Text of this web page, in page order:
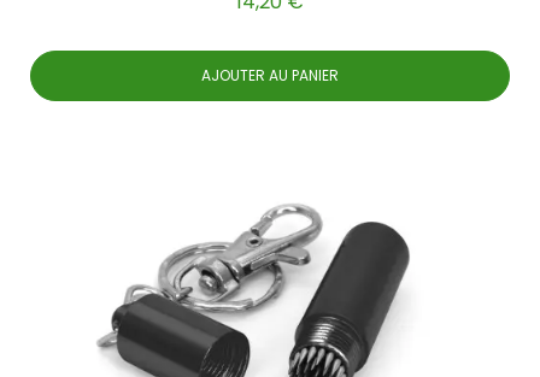
AJOUTER AU PANIER